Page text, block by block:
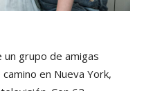
un grupo de amigas
en Nueva York,